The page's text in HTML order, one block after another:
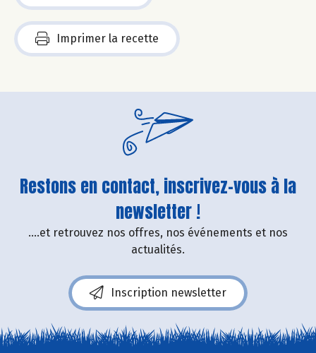
Imprimer la recette
Restons en contact, inscrivez-vous à la
newsletter !
....et retrouvez nos offres, nos événements et nos
actualités.
Inscription newsletter